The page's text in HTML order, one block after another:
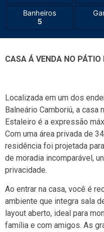
Banheiros
5
CASA Á VENDA NO PÁTIO
Localizada em um dos
Balneário Camboriú, a casa
Estaleiro é a expressão
Com uma área privada de
residência foi projetada
de moradia incomparável,
privacidade.
Ao entrar na casa, você é
ambiente que integra sala
layout aberto, ideal para
família e com amigos. As